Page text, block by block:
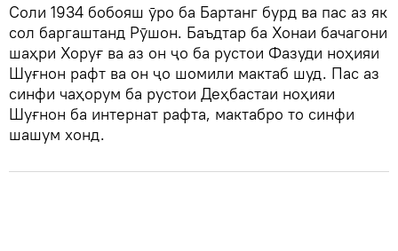
Соли 1934 бобояш ӯро ба Бартанг бурд ва пас аз як
сол баргаштанд Рӯшон. Баъдтар ба Хонаи бачагони
шаҳри Хоруғ ва аз он ҷо ба рустои Фазуди ноҳияи
Шуғнон рафт ва он ҷо шомили мактаб шуд. Пас аз
синфи чаҳорум ба рустои Деҳбастаи ноҳияи
Шуғнон ба интернат рафта, мактабро то синфи
шашум хонд.